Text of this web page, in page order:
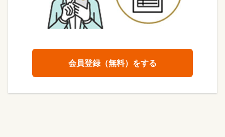
会員登録（無料）をする